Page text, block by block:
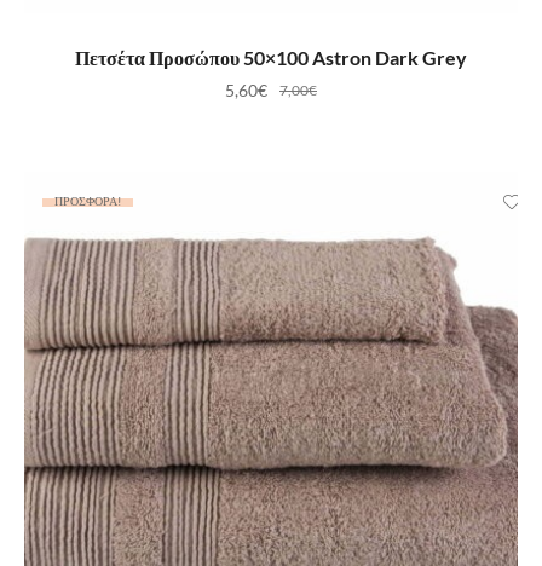
ΠΡΟΣΘΉΚΗ ΣΤΟ ΚΑΛΆΘΙ
Πετσέτα Προσώπου 50×100 Astron Dark Grey
7,00€
5,60€
ΠΡΟΣΦΟΡΆ!